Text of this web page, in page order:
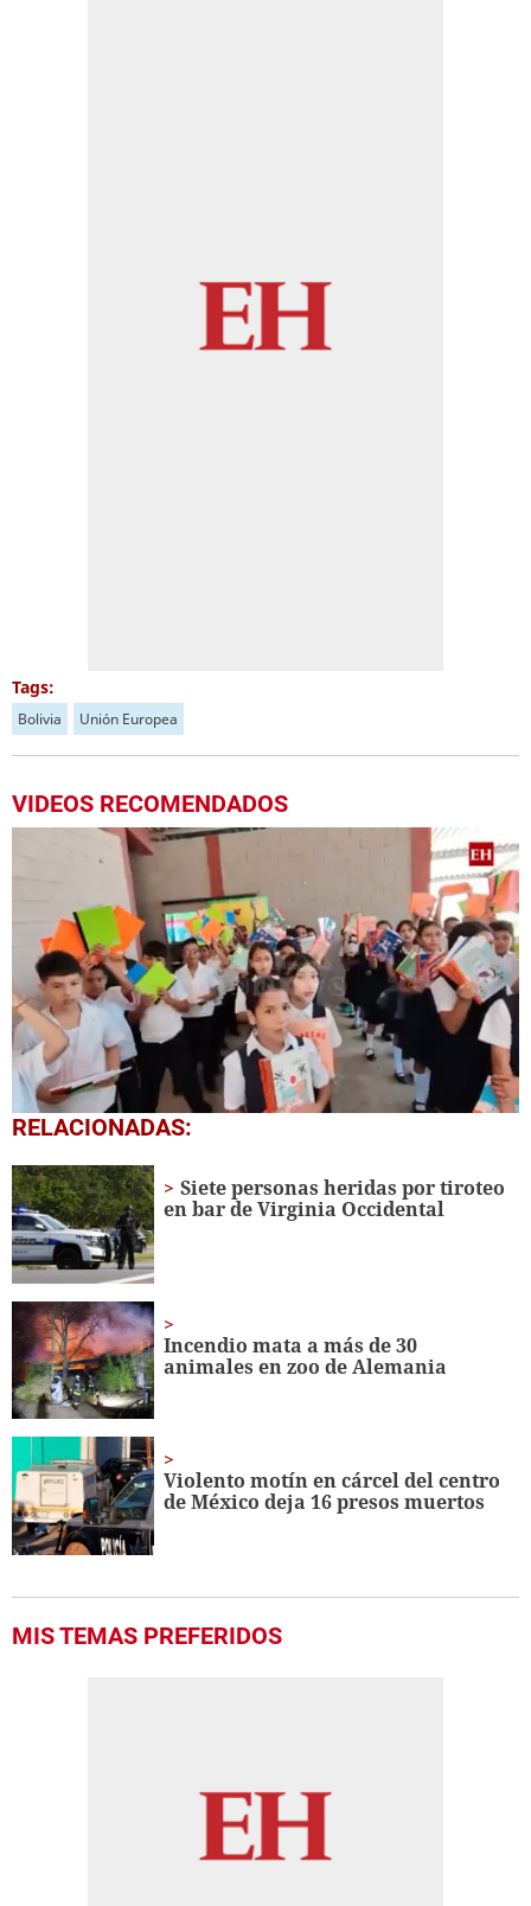
Tags:
Bolivia Unión Europea
VIDEOS RECOMENDADOS
0
seconds
1
minute,
56
seconds
RELACIONADAS:
Siete personas heridas por tiroteo
en bar de Virginia Occidental
Incendio mata a más de 30
animales en zoo de Alemania
Violento motín en cárcel del centro
de México deja 16 presos muertos
MIS TEMAS PREFERIDOS